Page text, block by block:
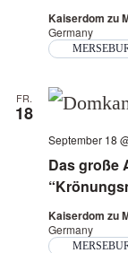
Kaiserdom zu
Germany
FR.
18
Das große
September 18
Kaiserdom zu
Germany